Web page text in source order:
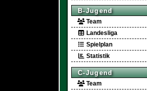
B-Jugend
Team
Landesliga
Spielplan
Statistik
C-Jugend
Team